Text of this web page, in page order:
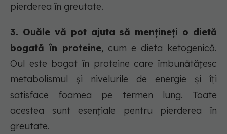
pierderea în greutate.
3. Ouăle vă pot ajuta să mențineți o dietă
bogată în proteine, cum e dieta ketogenică.
Oul este bogat în proteine care îmbunătățesc
metabolismul și nivelurile de energie și îți
satisface foamea pe termen lung. Toate
acestea sunt esențiale pentru pierderea în
greutate.